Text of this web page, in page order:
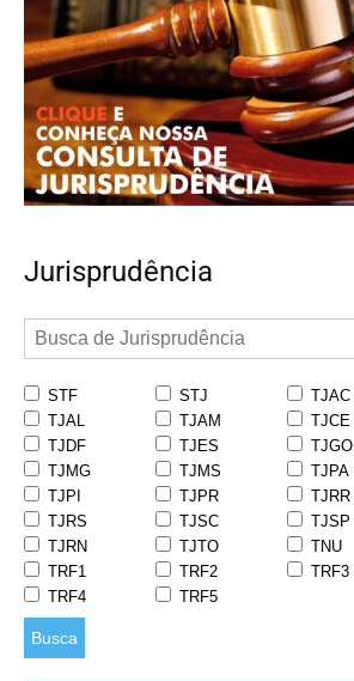
Jurisprudência
STF STJ
TJAC
TJAL
TJAM
TJCE
TJDF
TJES
TJGO
TJMG
TJMS
TJPA
TJPI
TJPR
TJRR
TJRS
TJSC
TJSP
TJRN
TJTO
TNU
TRF1
TRF2
TRF3
TRF4
TRF5
Busca